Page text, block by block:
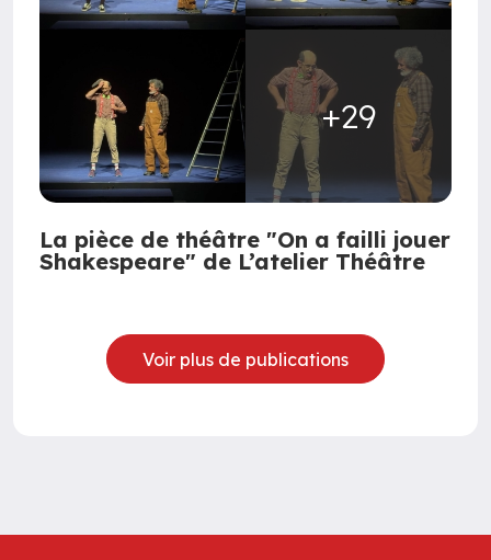
+29
La pièce de théâtre "On a failli jouer
Shakespeare" de L’atelier Théâtre
Voir plus de publications